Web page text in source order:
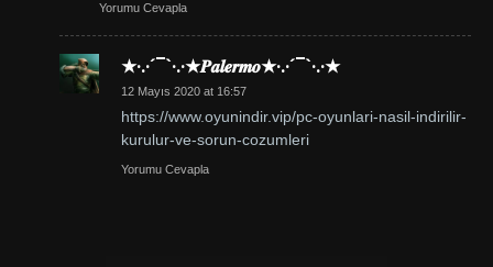
Yorumu Cevapla
★·.·´¯`·.·★𝑷𝒂𝒍𝒆𝒓𝒎𝒐★·.·´¯`·.·★
12 Mayıs 2020 at 16:57
https://www.oyunindir.vip/pc-oyunlari-nasil-indirilir-
kurulur-ve-sorun-cozumleri
Yorumu Cevapla